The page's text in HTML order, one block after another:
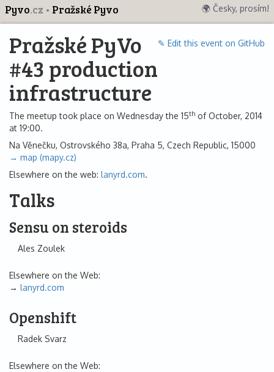
Pyvo.cz Pražské Pyvo 🌍 Česky, prosím!
✎ Edit this event on GitHub
Pražské PyVo
#43 production
infrastructure
The meetup took place on Wednesday the 15th of October, 2014
at 19:00.
Na Věnečku, Ostrovského 38a, Praha 5, Czech Republic, 15000
→ map (mapy.cz)
Elsewhere on the web: lanyrd.com.
Talks
Sensu on steroids
Ales Zoulek
Elsewhere on the Web:
lanyrd.com
Openshift
Radek Svarz
Elsewhere on the Web: